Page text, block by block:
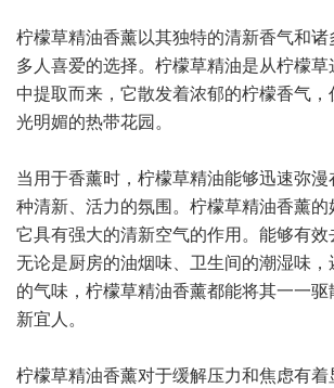
柠檬草精油香薰以其独特的清新香气和
多人喜爱的选择。柠檬草精油是从柠檬
中提取而来，它散发着浓郁的柠檬香气
光明媚的热带花园。
当用于香薰时，柠檬草精油能够迅速弥
种清新、活力的氛围。柠檬草精油香薰的
它具有强大的清新空气的作用。能够有效
无论是厨房的油烟味、卫生间的潮湿味
的气味，柠檬草精油香薰都能将其一一
新宜人。
柠檬草精油香薰对于缓解压力和焦虑有